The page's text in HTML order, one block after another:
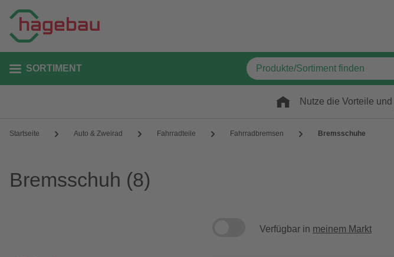
SORTIMENT
Nutze die Vorteile und
Startseite Auto & Zweirad Fahrradteile Fahrradbremsen Bremsschuhe
Bremsschuh (8)
Verfügbar in meinem Markt